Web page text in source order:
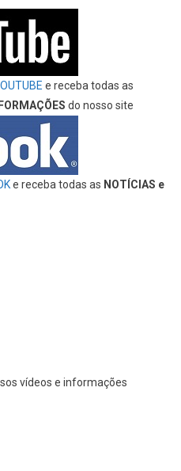
e receba todas as
do nosso site
e receba todas as NOTÍCIAS e
vídeos e informações